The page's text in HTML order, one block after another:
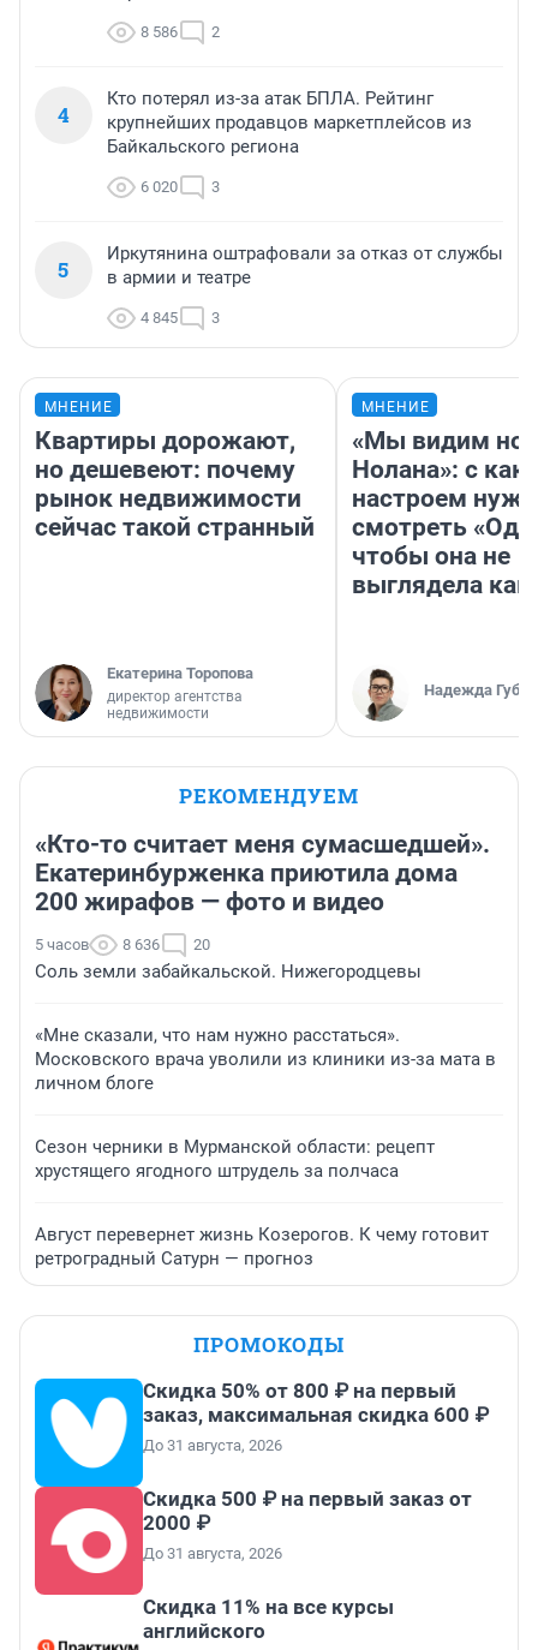
8 586 2
4
Кто потерял из-за атак БПЛА. Рейтинг
крупнейших продавцов маркетплейсов из
Байкальского региона
6 020 3
5
Иркутянина оштрафовали за отказ от службы
в армии и театре
4 845 3
МНЕНИЕ
Квартиры дорожают,
но дешевеют: почему
рынок недвижимости
сейчас такой странный
Екатерина Торопова
директор агентства
недвижимости
МНЕНИЕ
«Мы видим
Нолана»: с
настроем
смотреть
чтобы она не
выглядела как
Надежда
РЕКОМЕНДУЕМ
«Кто-то считает меня сумасшедшей».
Екатеринбурженка приютила дома
200 жирафов — фото и видео
5 часов 8 636 20
Соль земли забайкальской. Нижегородцевы
«Мне сказали, что нам нужно расстаться».
Московского врача уволили из клиники из-за мата в
личном блоге
Сезон черники в Мурманской области: рецепт
хрустящего ягодного штрудель за полчаса
Август перевернет жизнь Козерогов. К чему готовит
ретроградный Сатурн — прогноз
ПРОМОКОДЫ
Скидка 50% от 800 ₽ на первый
заказ, максимальная скидка 600 ₽
До 31 августа, 2026
Скидка 500 ₽ на первый заказ от
2000 ₽
До 31 августа, 2026
Скидка 11% на все курсы
английского